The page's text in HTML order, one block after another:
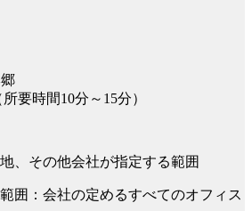
要時間10分～15分）
、その他会社が指定する範囲
囲：会社の定めるすべてのオフィス